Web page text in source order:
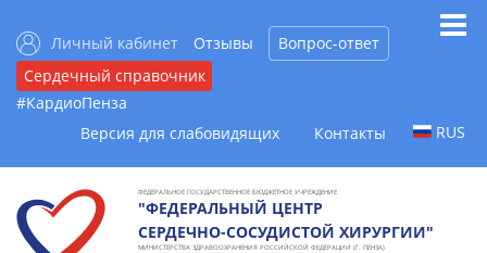
Личный кабинет Отзывы
Вопрос-ответ
Сердечный справочник
#КардиоПенза
Версия для слабовидящих
Контакты RUS
ФЕДЕРАЛЬНОЕ ГОСУДАРСТВЕННОЕ БЮДЖЕТНОЕ УЧРЕЖДЕНИЕ
"ФЕДЕРАЛЬНЫЙ ЦЕНТР
СЕРДЕЧНО-СОСУДИСТОЙ ХИРУРГИИ"
МИНИСТЕРСТВА ЗДРАВООХРАНЕНИЯ РОССИЙСКОЙ ФЕДЕРАЦИИ (Г. ПЕНЗА)